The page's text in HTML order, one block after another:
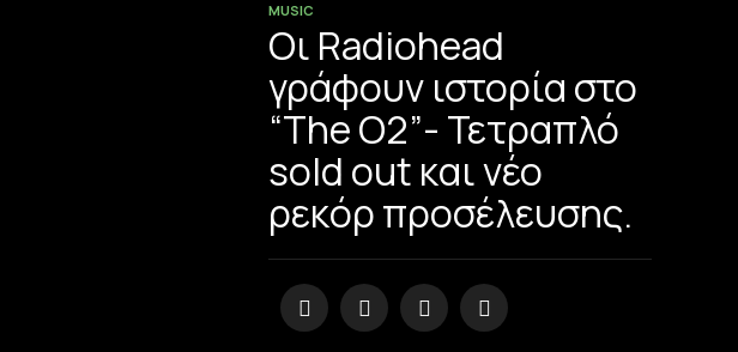
MUSIC
Οι Radiohead
γράφουν ιστορία στο
“The O2”- Τετραπλό
sold out και νέο
ρεκόρ προσέλευσης.